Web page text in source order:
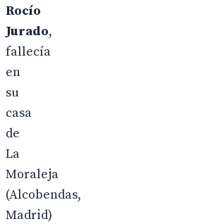
Rocío
Jurado,
fallecía
en
su
casa
de
La
Moraleja
(Alcobendas,
Madrid)